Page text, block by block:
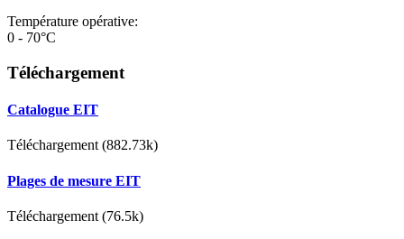
Température opérative:
0 - 70°C
Téléchargement
Catalogue EIT
Téléchargement (882.73k)
Plages de mesure EIT
Téléchargement (76.5k)